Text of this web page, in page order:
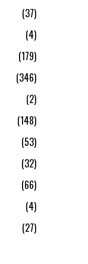
37
4
179
346
2
148
53
32
66
4
27